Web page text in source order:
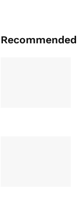
Recommended